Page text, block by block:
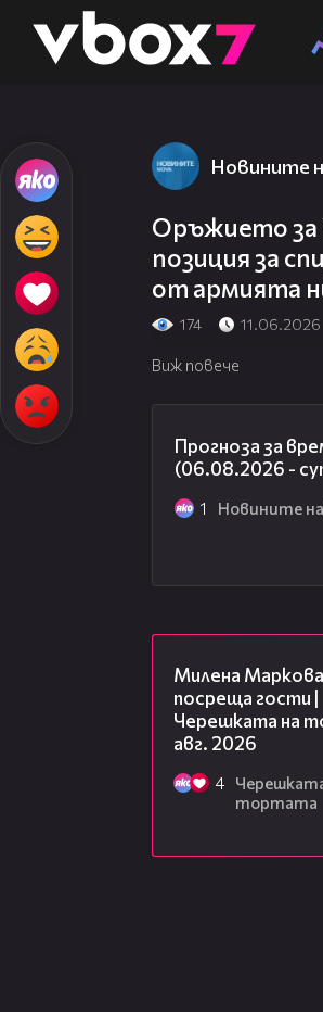
👾
Новините
Оръжието за
позиция за
от армията
174 11.06.2026
Виж повече
Прогноза за
(06.08.2026 -
1 Новините
Милена
посреща гости |
Черешката на
авг. 2026
4
тортата